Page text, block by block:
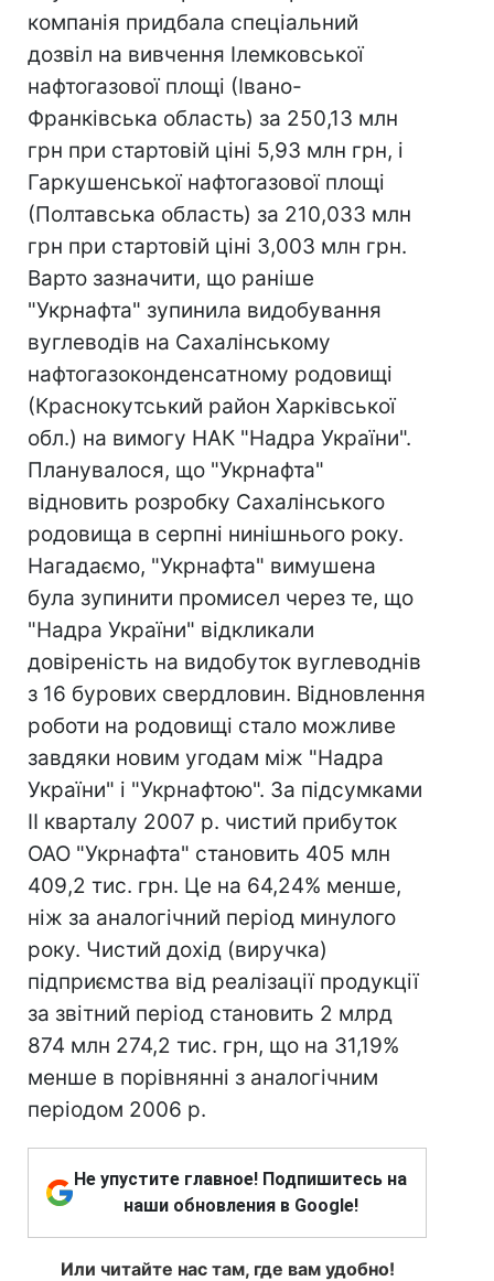
компанія придбала спеціальний
дозвіл на вивчення Ілемковської
нафтогазової площі (Івано-
Франківська область) за 250,13 млн
грн при стартовій ціні 5,93 млн грн, і
Гаркушенської нафтогазової площі
(Полтавська область) за 210,033 млн
грн при стартовій ціні 3,003 млн грн.
Варто зазначити, що раніше
"Укрнафта" зупинила видобування
вуглеводів на Сахалінському
нафтогазоконденсатному родовищі
(Краснокутський район Харківської
обл.) на вимогу НАК "Надра України".
Планувалося, що "Укрнафта"
відновить розробку Сахалінського
родовища в серпні нинішнього року.
Нагадаємо, "Укрнафта" вимушена
була зупинити промисел через те, що
"Надра України" відкликали
довіреність на видобуток вуглеводнів
з 16 бурових свердловин. Відновлення
роботи на родовищі стало можливе
завдяки новим угодам між "Надра
України" і "Укрнафтою". За підсумками
II кварталу 2007 р. чистий прибуток
ОАО "Укрнафта" становить 405 млн
409,2 тис. грн. Це на 64,24% менше,
ніж за аналогічний період минулого
року. Чистий дохід (виручка)
підприємства від реалізації продукції
за звітний період становить 2 млрд
874 млн 274,2 тис. грн, що на 31,19%
менше в порівнянні з аналогічним
періодом 2006 р.
Не упустите главное! Подпишитесь на
наши обновления в Google!
Или читайте нас там, где вам удобно!